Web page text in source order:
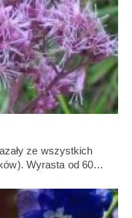
ze wszystkich
Wyrasta od 60…